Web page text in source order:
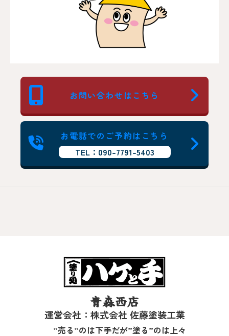
お問い合わせはこちら
お電話でのご予約はこちら
TEL：090-7791-5403
青森西店
運営会社：株式会社 佐藤塗装工業
”売る”のは下手だが”塗る”のは上々